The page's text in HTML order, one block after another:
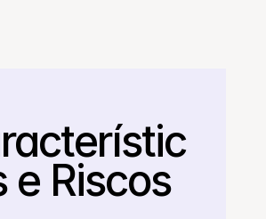
Voltar
e Riscos